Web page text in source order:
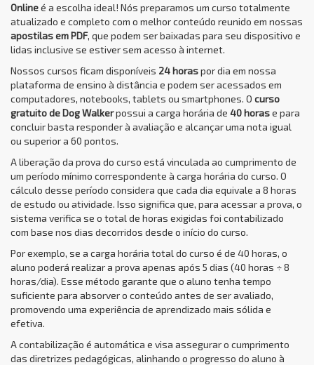
Onlineé a escolha ideal! Nós preparamos um curso totalmente
atualizado e completo com o melhor conteúdo reunido em nossas
apostilas em PDF, que podem ser baixadas para seu dispositivo e
lidas inclusive se estiver sem acesso à internet.
Nossos cursos ficam disponíveis 24 horaspor dia em nossa
plataforma de ensino à distância e podem ser acessados em
computadores, notebooks, tablets ou smartphones. O curso
gratuito de Dog Walkerpossui a carga horária de 40 horase para
concluir basta responder à avaliação e alcançar uma nota igual
ou superior a 60 pontos.
A liberação da prova do curso está vinculada ao cumprimento de
um período mínimo correspondente à carga horária do curso. O
cálculo desse período considera que cada dia equivale a 8 horas
de estudo ou atividade. Isso significa que, para acessar a prova, o
sistema verifica se o total de horas exigidas foi contabilizado
com base nos dias decorridos desde o início do curso.
Por exemplo, se a carga horária total do curso é de 40 horas, o
aluno poderá realizar a prova apenas após 5 dias (40 horas ÷ 8
horas/dia). Esse método garante que o aluno tenha tempo
suficiente para absorver o conteúdo antes de ser avaliado,
promovendo uma experiência de aprendizado mais sólida e
efetiva.
A contabilização é automática e visa assegurar o cumprimento
das diretrizes pedagógicas, alinhando o progresso do aluno à